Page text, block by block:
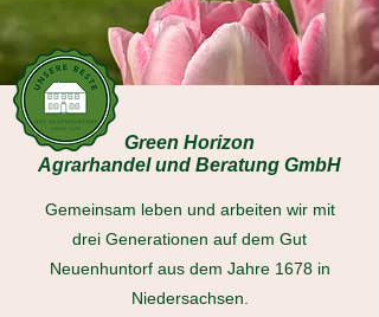
Green Horizon
Agrarhandel und Beratung GmbH
Gemeinsam leben und arbeiten wir mit
drei Generationen auf dem Gut
Neuenhuntorf aus dem Jahre 1678 in
Niedersachsen.